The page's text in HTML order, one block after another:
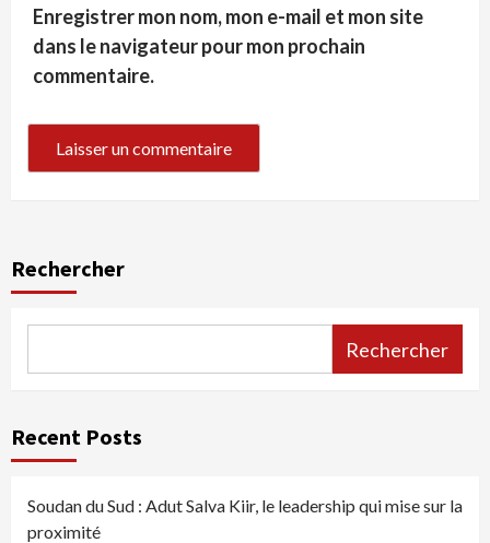
Enregistrer mon nom, mon e-mail et mon site
dans le navigateur pour mon prochain
commentaire.
Rechercher
Rechercher
Recent Posts
Soudan du Sud : Adut Salva Kiir, le leadership qui mise sur la
proximité